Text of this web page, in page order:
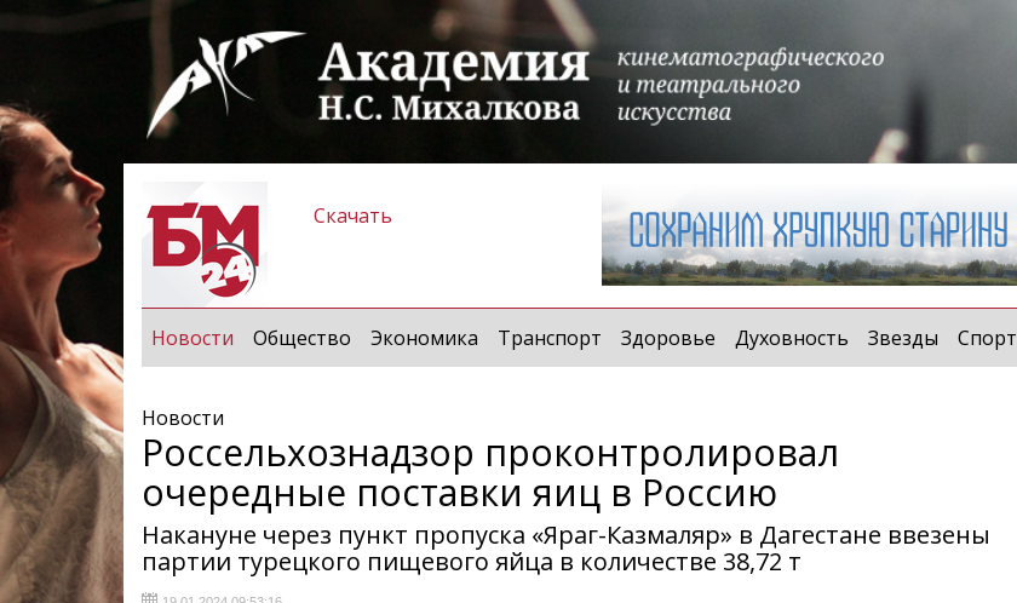
Скачать
Новости (current)
Общество Экономика Транспорт Здоровье Духовность Звезды Спорт
Новости
Россельхознадзор проконтролировал
очередные поставки яиц в Россию
Накануне через пункт пропуска «Яраг-Казмаляр» в Дагестане ввезены
партии турецкого пищевого яйца в количестве 38,72 т